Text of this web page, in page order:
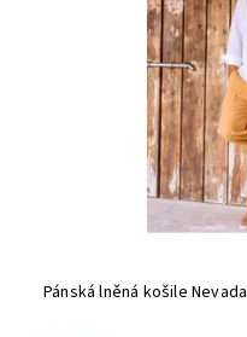
Pánská lněná košile Nevada